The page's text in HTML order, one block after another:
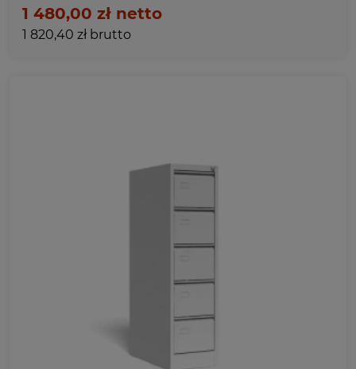
1 480,00 zł netto
1 820,40 zł brutto